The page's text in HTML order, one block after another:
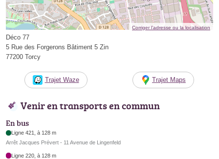
Corriger l’adresse ou la localisation
Déco 77
5 Rue des Forgerons Bâtiment 5 Zin
77200 Torcy
Trajet Waze Trajet Maps
Venir en transports en commun
En bus
Ligne 421, à 128 m
Arrêt Jacques Prévert - 11 Avenue de Lingenfeld
Ligne 220, à 128 m